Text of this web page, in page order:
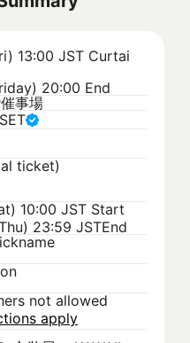
13:00 JST Curtai
20:00 End
事場
ticket)
10:00 JST Start
23:59 JSTEnd
not allowed
apply